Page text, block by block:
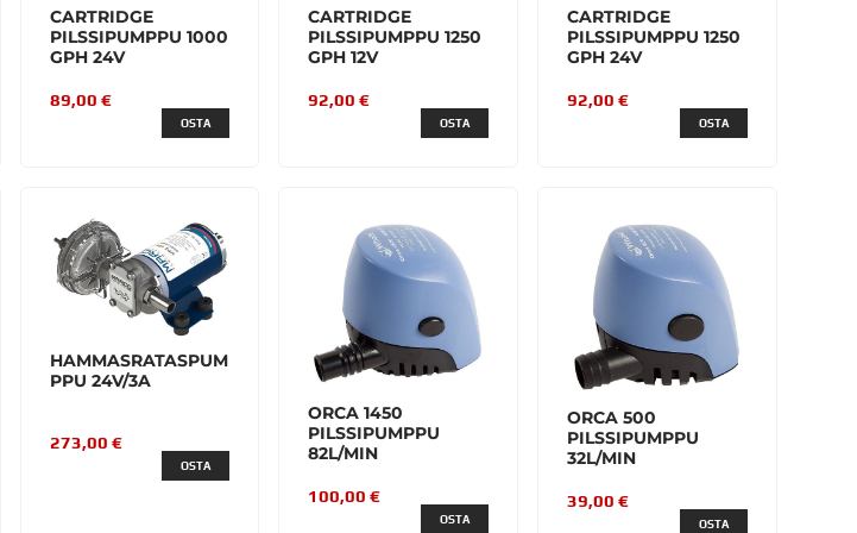
CARTRIDGE
PILSSIPUMPPU 1000
GPH 24V
89,00 €
OSTA
CARTRIDGE
PILSSIPUMPPU 1250
GPH 12V
92,00 €
OSTA
CARTRIDGE
PILSSIPUMPPU 1250
GPH 24V
92,00 €
OSTA
HAMMASRATASPUM
PPU 24V/3A
273,00 €
OSTA
ORCA 1450
PILSSIPUMPPU
82L/MIN
100,00 €
OSTA
ORCA 500
PILSSIPUMPPU
32L/MIN
39,00 €
OSTA